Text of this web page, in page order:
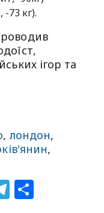
73 кг).
ігор та
,лондон,
,
Telegram